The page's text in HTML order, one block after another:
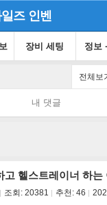
즈 인벤
장비 세팅 정보
전체보
내 댓글
고 헬스트레이너 하는
조회: 20381 추천: 46